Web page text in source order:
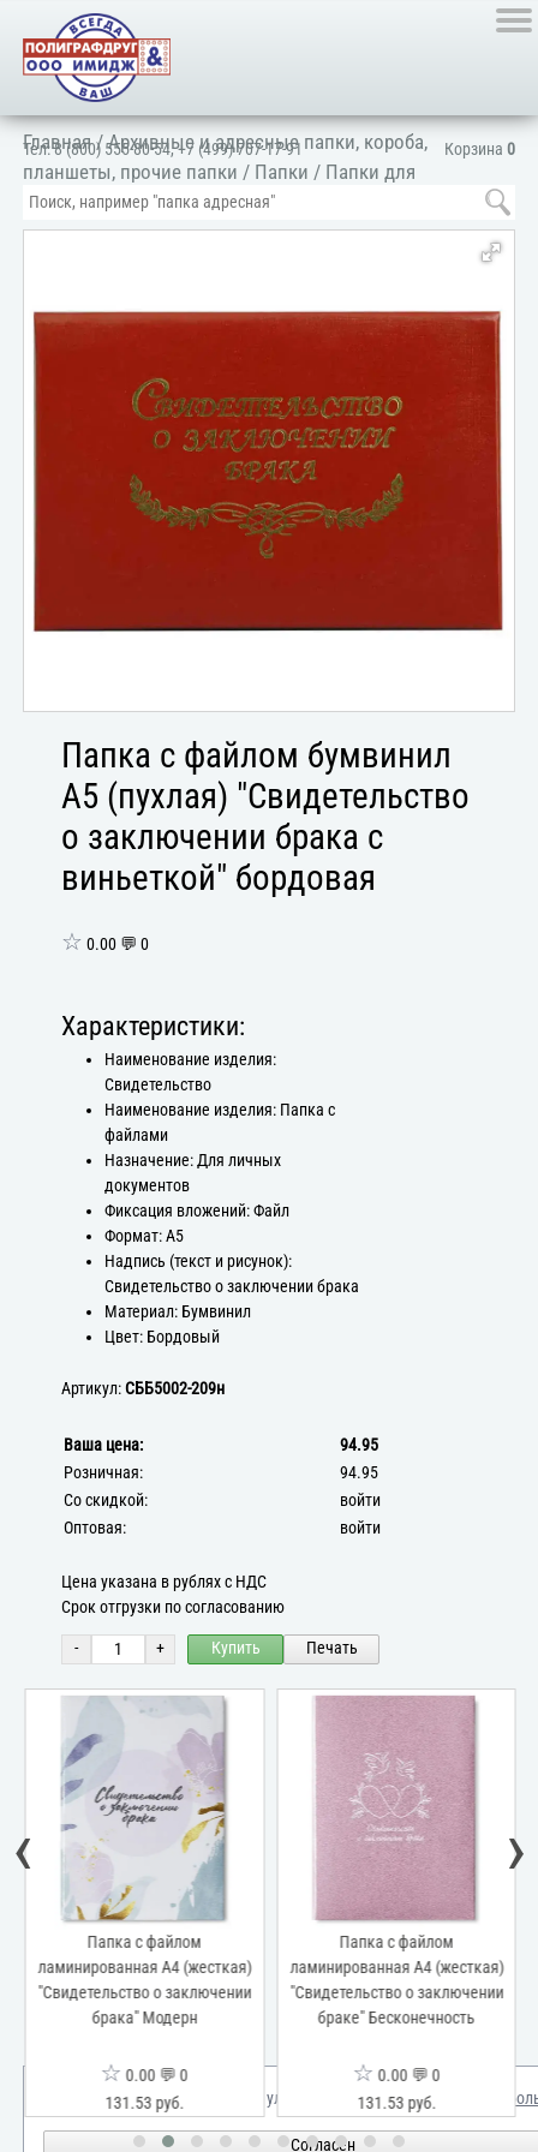
Корзина 0
Тел:8 (800) 555-80-54,+7 (499) 707-17-91
Главная/Архивные и адресные папки, короба,
планшеты, прочие папки / Папки / Папки для
документов/Для личных документов
Папка с файлом бумвинил
А5 (пухлая) "Свидетельство
о заключении брака с
виньеткой" бордовая
☆ 0.00 💬 0
Характеристики:
Наименование изделия:
Свидетельство
Наименование изделия: Папка с
файлами
Назначение: Для личных
документов
Фиксация вложений: Файл
Формат: А5
Надпись (текст и рисунок):
Свидетельство о заключении брака
Материал: Бумвинил
Цвет: Бордовый
Артикул:СББ5002-209н
Ваша цена:
94.95
Розничная:
94.95
Со скидкой:
войти
Оптовая:
войти
Цена указана в рублях с НДС
Срок отгрузки по согласованию
- + Купить Печать
Папка с файлом
ламинированная А4 (жесткая)
"Свидетельство о заключении
брака" Модерн
☆ 0.00 💬 0
131.53 руб.
Папка с файлом
ламинированная А4 (жесткая)
"Свидетельство о заключении
браке" Бесконечность
☆ 0.00 💬 0
131.53 руб.
‹ ›
Мы используем куки для улучшения вашего опыта. Узнать
Согласен